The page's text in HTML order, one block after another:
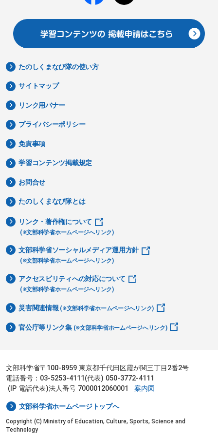
たのしくまなび隊の使い方
サイトマップ
リンク用バナー
プライバシーポリシー
免責事項
学習コンテンツ掲載規定
お問合せ
たのしくまなび隊とは
リンク・著作権について
(※文部科学省ホームページへリンク)
文部科学省ソーシャルメディア運用方針
(※文部科学省ホームページへリンク)
アクセスビリティへの対応について
(※文部科学省ホームページへリンク)
災害関連情報 (※文部科学省ホームページへリンク)
官公庁等リンク集(※文部科学省ホームページへリンク)
文部科学省〒100-8959 東京都千代田区霞が関三丁目2番2号
電話番号：03-5253-4111(代表) 050-3772-4111
(IP 電話代表)法人番号 7000012060001
案内図
文部科学省ホームページトップへ
Copyright (C) Ministry of Education, Culture, Sports, Science and
Technology